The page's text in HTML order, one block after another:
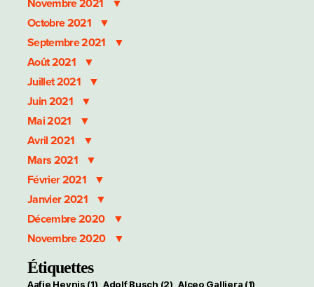
Novembre 2021
Octobre 2021
Septembre 2021
Août 2021
Juillet 2021
Juin 2021
Mai 2021
Avril 2021
Mars 2021
Février 2021
Janvier 2021
Décembre 2020
Novembre 2020
Étiquettes
Aafje Heynis (1) Adolf Busch (2) Alceo Galliera (1)